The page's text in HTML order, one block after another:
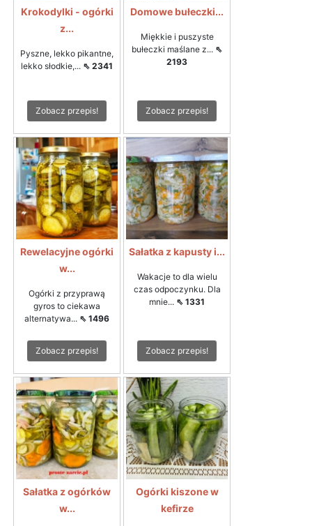
Krokodylki - ogórki
z...
Pyszne, lekko pikantne,
lekko słodkie,... ⇖ 2341
Zobacz przepis!
Domowe bułeczki...
Miękkie i puszyste
bułeczki maślane z... ⇖
2193
Zobacz przepis!
Rewelacyjne ogórki
w...
Ogórki z przyprawą
gyros to ciekawa
alternatywa... ⇖ 1496
Zobacz przepis!
Sałatka z kapusty i...
Wakacje to dla wielu
czas odpoczynku. Dla
mnie... ⇖ 1331
Zobacz przepis!
Sałatka z ogórków
w...
Ogórki kiszone w
kefirze